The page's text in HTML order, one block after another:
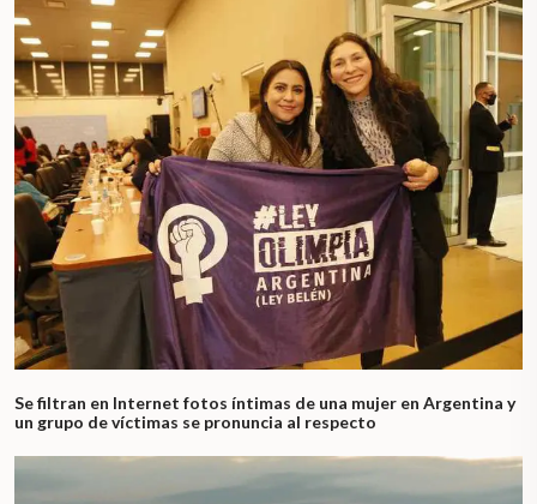
Se filtran en Internet fotos íntimas de una mujer en Argentina y
un grupo de víctimas se pronuncia al respecto